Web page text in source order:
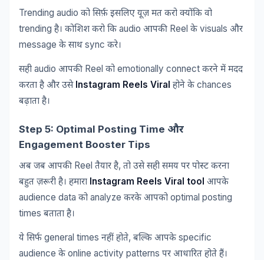
Trending audio को सिर्फ़ इसलिए यूज़ मत करो क्योंकि वो
trending है। कोशिश करो कि audio आपकी Reel के visuals और
message के साथ sync करे।
सही audio आपकी Reel को emotionally connect करने में मदद
करता है और उसे Instagram Reels Viral होने के chances
बढ़ाता है।
Step 5: Optimal Posting Time और
Engagement Booster Tips
अब जब आपकी Reel तैयार है, तो उसे सही समय पर पोस्ट करना
बहुत ज़रूरी है। हमारा Instagram Reels Viral tool आपके
audience data को analyze करके आपको optimal posting
times बताता है।
ये सिर्फ general times नहीं होते, बल्कि आपके specific
audience के online activity patterns पर आधारित होते हैं।